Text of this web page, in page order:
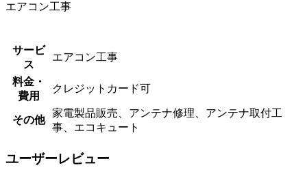
エアコン工事
サービ
ス
エアコン工事
料金・
費用
クレジットカード可
その他
家電製品販売、アンテナ修理、アンテナ取付工
事、エコキュート
ユーザーレビュー